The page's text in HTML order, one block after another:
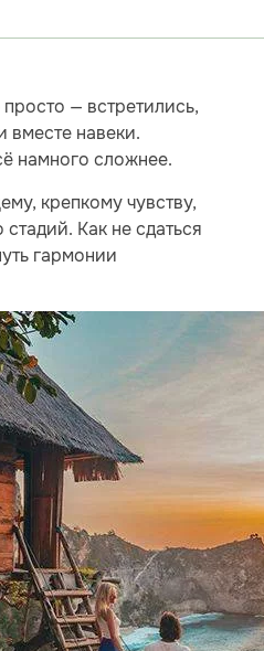
— встретились,
навеки.
намного сложнее.
крепкому чувству,
Как не сдаться
гармонии